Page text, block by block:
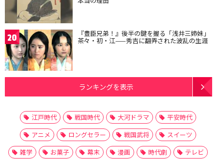
20 『豊臣兄弟！』後半の鍵を握る「浅井三姉妹」
茶々・初・江——秀吉に翻弄された波乱の生涯
ランキングを表示
江戸時代 戦国時代 大河ドラマ
平安時代
アニメ
ロングセラー 戦国武将
スイーツ
雑学
お菓子 幕末 漫画 時代劇
テレビ